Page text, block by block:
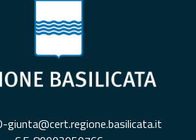
giunta@cert.regione.basilicata.it